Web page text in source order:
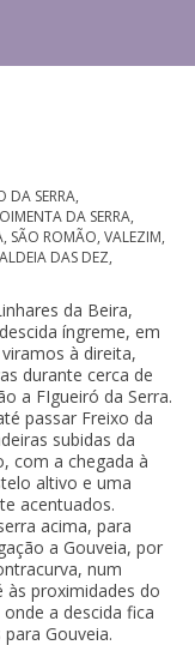
DA SERRA,
DA SERRA,
SÃO ROMÃO, VALEZIM,
DAS DEZ,
da Beira,
íngreme, em
à direita,
durante cerca de
a FIgueiró da Serra.
passar Freixo da
subidas da
com a chegada à
altivo e uma
acentuados.
acima, para
a Gouveia, por
num
às proximidades do
a descida fica
Gouveia.